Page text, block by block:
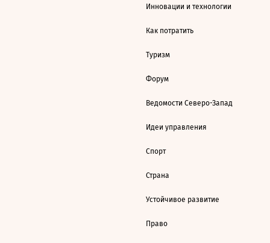
Инновации и технологии
Как потратить
Туризм
Форум
Ведомости Северо-Запад
Идеи управления
Спорт
Страна
Устойчивое развитие
Право